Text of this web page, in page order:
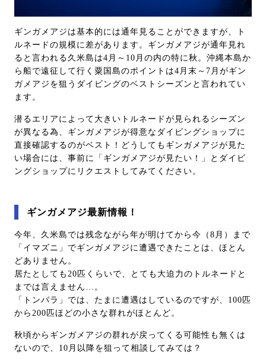
ギンガメアジは基本的には通年見ることができますが、ト
ルネードの規模に差があります。ギンガメアジが通年見れ
ると言われる久米島は4月～10月の内の特に秋。沖縄本島か
ら船で遠征して行く粟国島のポイントは4月末～7月がギン
ガメアジを狙うダイビングのベストシーズンと言われてい
ます。
潜るエリアによって大きいトルネードが見られるシーズン
が異なる為、ギンガメアジが得意なダイビングショップに
直接確認するのがベスト！どうしてもギンガメアジが見た
い場合には、事前に「ギンガメアジが見たい！」とダイビ
ングショップにリクエストしてみてください。
ギンガメアジ最新情報！
今年、久米島では残念ながら年が明けてから今（8月）まで
「イマズニ」でギンガメアジに遭遇できたことは、ほとん
どありません。
居たとしても20匹くらいで、とても大迫力のトルネードと
までは言えません…。
「トンバラ」では、たまに遭遇はしているのですが、100匹
から200匹ほどの小さな群れがほとんど。
秋頃からギンガメアジの群れが戻ってくる可能性も無くは
ないので、10月以降を狙って相談してみては？